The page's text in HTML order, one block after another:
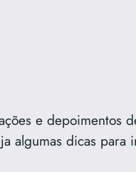
e depoimentos
algumas dicas para